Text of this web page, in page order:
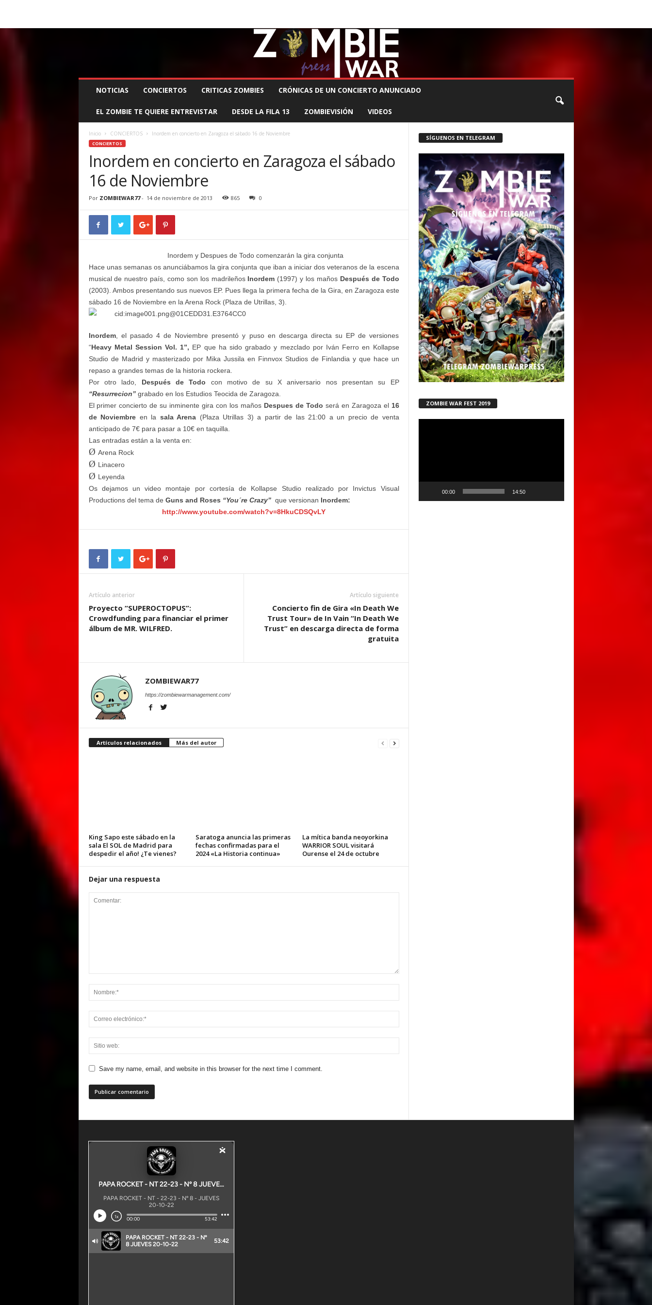
I
NOTICIAS CONCIERTOS CRITICAS ZOMBIES CRÓNICAS DE UN CONCIERTO ANUNCIADO
EL ZOMBIE TE QUIERE ENTREVISTAR DESDE LA FILA 13 ZOMBIEVISIÓN VIDEOS
Inicio CONCIERTOS Inordem en concierto en Zaragoza el sábado 16 de Noviembre
CONCIERTOS
Inordem en concierto en Zaragoza el sábado
16 de Noviembre
Por ZOMBIEWAR77- 14 de noviembre de 2013 865 0
Inordem y Despues de Todo comenzarán la gira conjunta
Hace unas semanas os anunciábamos la gira conjunta que iban a iniciar dos veteranos de la escena
musical de nuestro país, como son los madrileños Inordem (1997) y los maños Después de Todo
(2003). Ambos presentando sus nuevos EP. Pues llega la primera fecha de la Gira, en Zaragoza este
sábado 16 de Noviembre en la Arena Rock (Plaza de Utrillas, 3).
Inordem,
el pasado 4 de Noviembre presentó y puso en descarga directa su EP de versiones
“Heavy Metal Session Vol. 1”, EP que ha sido grabado y mezclado por Iván Ferro en Kollapse
Studio de Madrid y masterizado por Mika Jussila en Finnvox Studios de Finlandia y que hace un
repaso a grandes temas de la historia rockera.
Por otro lado, Después de Todo con motivo de su X aniversario nos presentan su EP
“Resurrecion”grabado en los Estudios Teocida de Zaragoza.
El primer concierto de su inminente gira con los maños Despues de Todo será en Zaragoza el 16
de Noviembre en la sala Arena (Plaza Utrillas 3) a partir de las 21:00 a un precio de venta
anticipado de 7€ para pasar a 10€ en taquilla.
Las entradas están a la venta en:
Ø Arena Rock
Ø Linacero
Ø Leyenda
Os dejamos un video montaje por cortesía de Kollapse Studio realizado por Invictus Visual
Productions del tema de Guns and Roses “You´re Crazy” que versionan Inordem:
http://www.youtube.com/watch?v=8HkuCDSQvLY
Artículo anterior
Proyecto “SUPEROCTOPUS”:
Crowdfunding para financiar el primer
álbum de MR. WILFRED.
Artículo siguiente
Concierto fin de Gira «In Death We
Trust Tour» de In Vain “In Death We
Trust” en descarga directa de forma
gratuita
ZOMBIEWAR77
https://zombiewarmanagement.com/
Artículos relacionados Más del autor
King Sapo este sábado en la
sala El SOL de Madrid para
despedir el año! ¿Te vienes?
Saratoga anuncia las primeras
fechas confirmadas para el
2024 «La Historia continua»
La mítica banda neoyorkina
WARRIOR SOUL visitará
Ourense el 24 de octubre
Dejar una respuesta
Save my name, email, and website in this browser for the next time I comment.
SÍGUENOS EN TELEGRAM
ZOMBIE WAR FEST 2019
00:00 14:50